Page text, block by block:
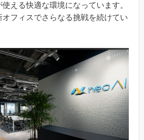
える快適な環境になっています。
フィスでさらなる挑戦を続けてい